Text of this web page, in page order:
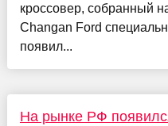
кроссовер, собранный
Changan Ford
появил...
На рынке РФ